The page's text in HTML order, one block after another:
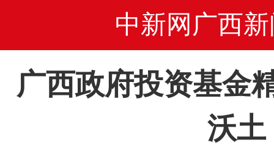
中新网广西新
广西政府投资基金
沃土